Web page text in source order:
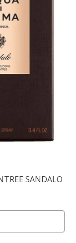
SANDALO